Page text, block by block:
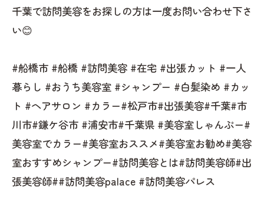
千葉で訪問美容をお探しの方は一度お問い合わせ下さ
い😊
#船橋市 #船橋 #訪問美容 #在宅 #出張カット #一人
暮らし #おうち美容室 #シャンプー #白髪染め #カッ
ト #ヘアサロン #カラー#松戸市#出張美容#千葉#市
川市#鎌ケ谷市 #浦安市#千葉県 #美容室しゃんぷー#
美容室でカラー#美容室おススメ#美容室お勧め#美容
室おすすめシャンプー#訪問美容とは#訪問美容師#出
張美容師##訪問美容palace #訪問美容パレス